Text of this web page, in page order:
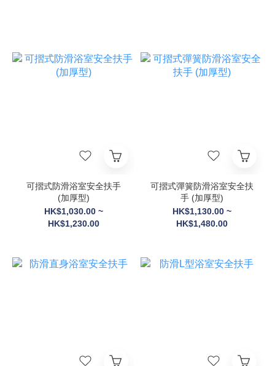
可摺式防滑浴室安全扶手
(加厚型)
HK$1,030.00 ~
HK$1,230.00
可摺式彈簧防滑浴室安全扶
手 (加厚型)
HK$1,130.00 ~
HK$1,480.00